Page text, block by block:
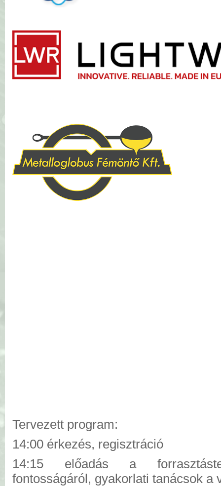
Tervezett program:
14:00 érkezés, regisztráció
14:15 előadás a
fontosságáról, gyakorlati tanácsok a